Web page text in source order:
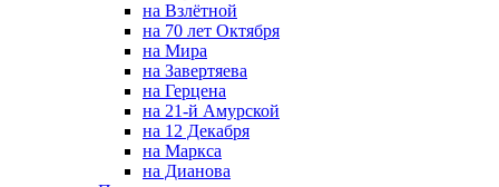
на Взлётной
на 70 лет Октября
на Мира
на Завертяева
на Герцена
на 21-й Амурской
на 12 Декабря
на Маркса
на Дианова